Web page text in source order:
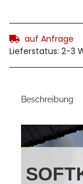
auf Anfrage
Lieferstatus: 2-3
Beschreibung